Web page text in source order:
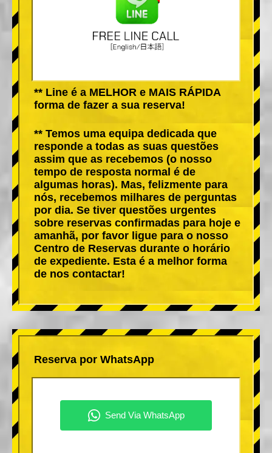
** Line é a MELHOR e MAIS RÁPIDA
forma de fazer a sua reserva!
** Temos uma equipa dedicada que
responde a todas as suas questões
assim que as recebemos (o nosso
tempo de resposta normal é de
algumas horas). Mas, felizmente para
nós, recebemos milhares de perguntas
por dia. Se tiver questões urgentes
sobre reservas confirmadas para hoje e
amanhã, por favor ligue para o nosso
Centro de Reservas durante o horário
de expediente. Esta é a melhor forma
de nos contactar!
Reserva por WhatsApp